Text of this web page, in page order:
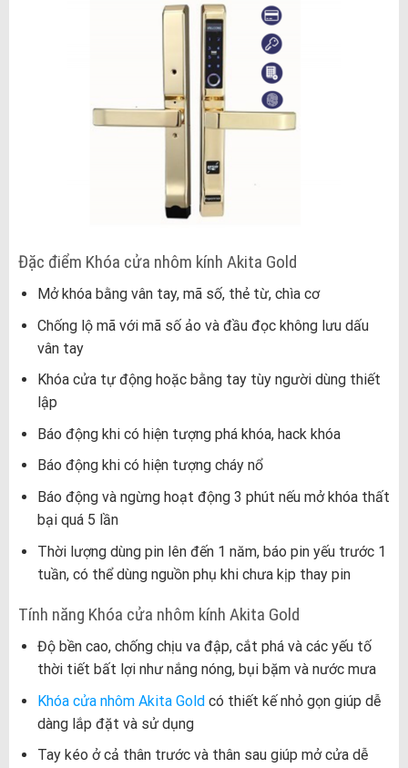
Đặc điểm Khóa cửa nhôm kính Akita Gold
Mở khóa bằng vân tay, mã số, thẻ từ, chìa cơ
Chống lộ mã với mã số ảo và đầu đọc không lưu dấu
vân tay
Khóa cửa tự động hoặc bằng tay tùy người dùng thiết
lập
Báo động khi có hiện tượng phá khóa, hack khóa
Báo động khi có hiện tượng cháy nổ
Báo động và ngừng hoạt động 3 phút nếu mở khóa thất
bại quá 5 lần
Thời lượng dùng pin lên đến 1 năm, báo pin yếu trước 1
tuần, có thể dùng nguồn phụ khi chưa kịp thay pin
Tính năng Khóa cửa nhôm kính Akita Gold
Độ bền cao, chống chịu va đập, cắt phá và các yếu tố
thời tiết bất lợi như nắng nóng, bụi bặm và nước mưa
Khóa cửa nhôm Akita Gold có thiết kế nhỏ gọn giúp dễ
dàng lắp đặt và sử dụng
Tay kéo ở cả thân trước và thân sau giúp mở cửa dễ